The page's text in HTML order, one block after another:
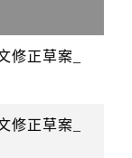
修正草案_
修正草案_